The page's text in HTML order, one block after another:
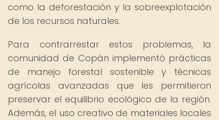
como la deforestación y la sobreexplotación
de los recursos naturales.
Para contrarrestar estos problemas, la
comunidad de Copán implementó prácticas
de manejo forestal sostenible y técnicas
agrícolas avanzadas que les permitieron
preservar el equilibrio ecológico de la región.
Además, el uso creativo de materiales locales